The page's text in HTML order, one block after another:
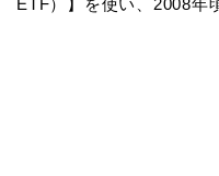
ETF）】を使い、2008年